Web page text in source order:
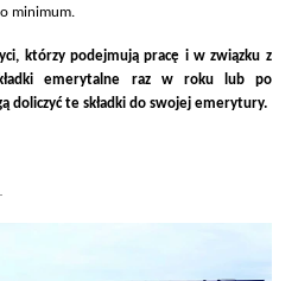
minimum.
którzy podejmują pracę i w związku z
emerytalne raz w roku lub po
doliczyć te składki do swojej emerytury.